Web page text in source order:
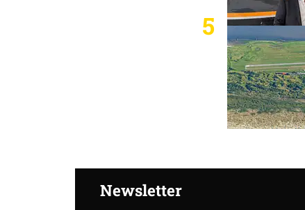
5
Newsletter